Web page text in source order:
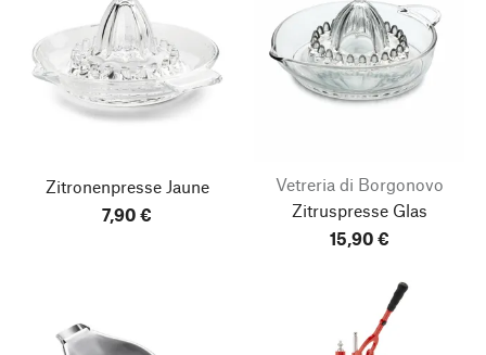
Zitronenpresse Jaune
7,90 €
Vetreria di Borgonovo
Zitruspresse Glas
15,90 €